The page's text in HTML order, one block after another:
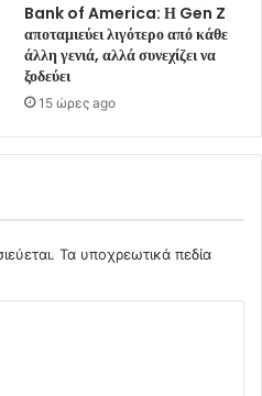
Bank of America: Η Gen Z
αποταμιεύει λιγότερο από κάθε
άλλη γενιά, αλλά συνεχίζει να
ξοδεύει
15 ώρες ago
Τα υποχρεωτικά πεδία